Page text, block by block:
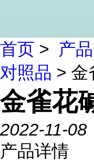
首页 > 产
对照品 > 金
金雀花
2022-11-08
产品详情